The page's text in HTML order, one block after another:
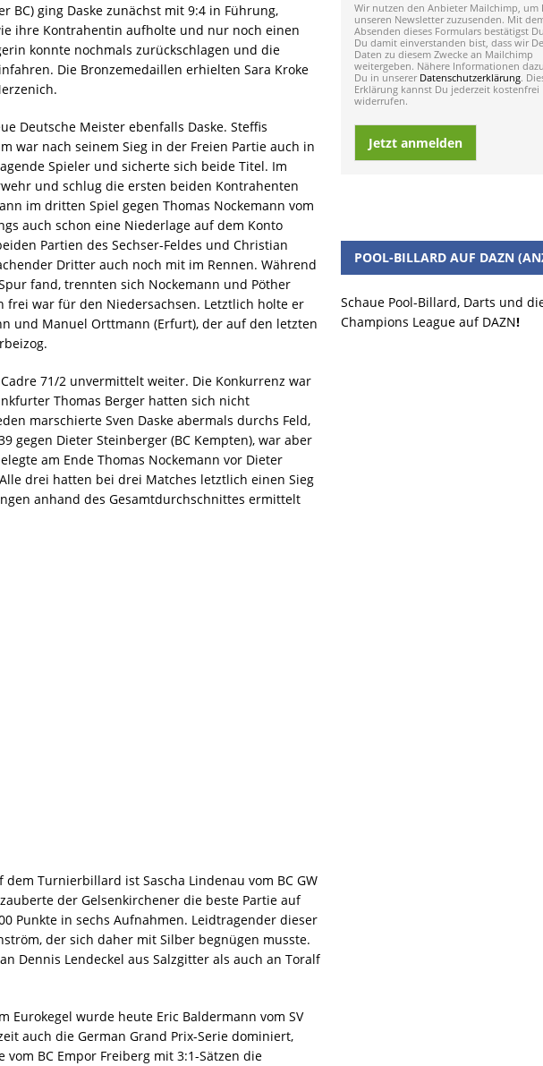
BC) ging Daske zunächst mit 9:4 in Führung,
ihre Kontrahentin aufholte und nur noch einen
konnte nochmals zurückschlagen und die
Die Bronzemedaillen erhielten Sara Kroke
Deutsche Meister ebenfalls Daske. Steffis
war nach seinem Sieg in der Freien Partie auch in
Spieler und sicherte sich beide Titel. Im
und schlug die ersten beiden Kontrahenten
im dritten Spiel gegen Thomas Nockemann vom
auch schon eine Niederlage auf dem Konto
Partien des Sechser-Feldes und Christian
Dritter auch noch mit im Rennen. Während
fand, trennten sich Nockemann und Pöther
frei war für den Niedersachsen. Letztlich holte er
und Manuel Orttmann (Erfurt), der auf den letzten
71/2 unvermittelt weiter. Die Konkurrenz war
Thomas Berger hatten sich nicht
marschierte Sven Daske abermals durchs Feld,
gegen Dieter Steinberger (BC Kempten), war aber
am Ende Thomas Nockemann vor Dieter
drei hatten bei drei Matches letztlich einen Sieg
anhand des Gesamtdurchschnittes ermittelt
Turnierbillard ist Sascha Lindenau vom BC GW
der Gelsenkirchener die beste Partie auf
Punkte in sechs Aufnahmen. Leidtragender dieser
der sich daher mit Silber begnügen musste.
Dennis Lendeckel aus Salzgitter als auch an Toralf
Eurokegel wurde heute Eric Baldermann vom SV
auch die German Grand Prix-Serie dominiert,
BC Empor Freiberg mit 3:1-Sätzen die
Wir nutzen den Anbieter Mailchimp, um
unseren Newsletter zuzusenden. Mit
Absenden dieses Formulars bestätigst
Du damit einverstanden bist, dass wir
Daten zu diesem Zwecke an Mailchimp
weitergeben. Nähere Informationen
Du in unserer Datenschutzerklärung.
Erklärung kannst Du jederzeit kostenfrei
widerrufen.
Jetzt anmelden
POOL-BILLARD AUF DAZN
Schaue Pool-Billard, Darts und
Champions League auf DAZN!